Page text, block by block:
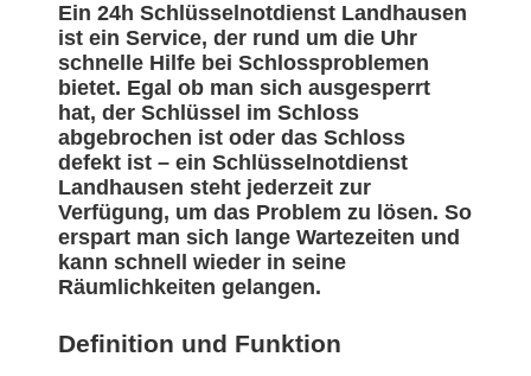
Ein 24h Schlüsselnotdienst Landhausen
ist ein Service, der rund um die Uhr
schnelle Hilfe bei Schlossproblemen
bietet. Egal ob man sich ausgesperrt
hat, der Schlüssel im Schloss
abgebrochen ist oder das Schloss
defekt ist – ein Schlüsselnotdienst
Landhausen steht jederzeit zur
Verfügung, um das Problem zu lösen. So
erspart man sich lange Wartezeiten und
kann schnell wieder in seine
Räumlichkeiten gelangen.
Definition und Funktion